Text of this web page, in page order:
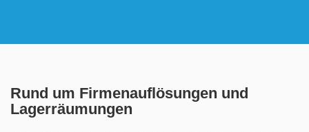
Rund um Firmenauflösungen und
Lagerräumungen